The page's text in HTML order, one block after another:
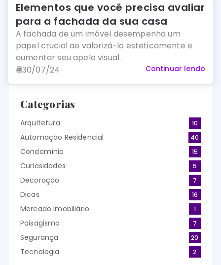
Elementos que você precisa avaliar
para a fachada da sua casa
A fachada de um imóvel desempenha um
papel crucial ao valorizá-lo esteticamente e
aumentar seu apelo visual.
30/07/24
Continuar lendo
Categorias
Arquitetura 10
Automação Residencial 40
Condomínio 15
Curiosidades 5
Decoração 7
Dicas 16
Mercado Imobiliário 1
Paisagismo 7
Segurança 20
Tecnologia 2